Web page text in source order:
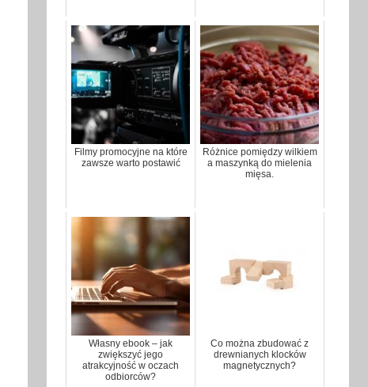
Filmy promocyjne na które
zawsze warto postawić
Różnice pomiędzy wilkiem
a maszynką do mielenia
mięsa.
Własny ebook – jak
zwiększyć jego
atrakcyjność w oczach
odbiorców?
Co można zbudować z
drewnianych klocków
magnetycznych?